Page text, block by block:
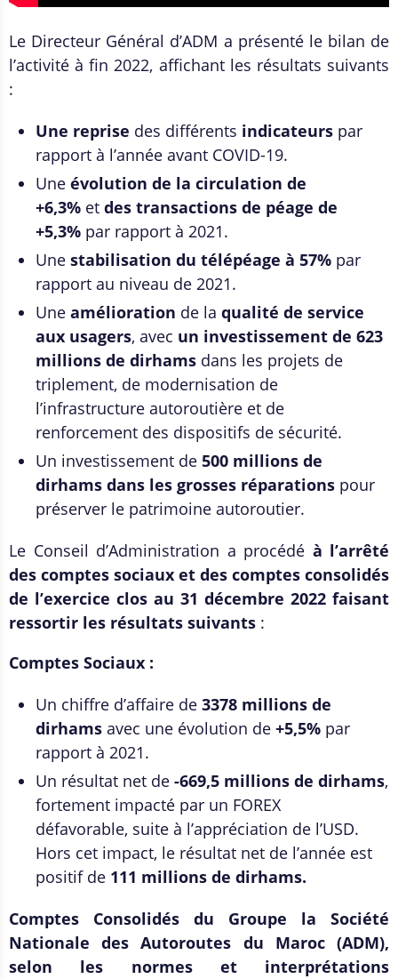
Le Directeur Général d’ADM a présenté le bilan de
l’activité à fin 2022, affichant les résultats suivants
:
Une reprise des différents indicateurs par
rapport à l’année avant COVID-19.
Une évolution de la circulation de
+6,3% et des transactions de péage de
+5,3% par rapport à 2021.
Une stabilisation du télépéage à 57% par
rapport au niveau de 2021.
Une amélioration de la qualité de service
aux usagers, avec un investissement de 623
millions de dirhams dans les projets de
triplement, de modernisation de
l’infrastructure autoroutière et de
renforcement des dispositifs de sécurité.
Un investissement de 500 millions de
dirhams dans les grosses réparations pour
préserver le patrimoine autoroutier.
Le Conseil d’Administration a procédé à l’arrêté
des comptes sociaux et des comptes consolidés
de l’exercice clos au 31 décembre 2022 faisant
ressortir les résultats suivants :
Comptes Sociaux :
Un chiffre d’affaire de 3378 millions de
dirhams avec une évolution de +5,5% par
rapport à 2021.
Un résultat net de -669,5 millions de dirhams,
fortement impacté par un FOREX
défavorable, suite à l’appréciation de l’USD.
Hors cet impact, le résultat net de l’année est
positif de 111 millions de dirhams.
Comptes Consolidés du Groupe la Société
Nationale des Autoroutes du Maroc (ADM),
selon les normes et interprétations